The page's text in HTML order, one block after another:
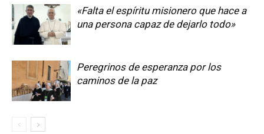
«Falta el espíritu misionero que hace a
una persona capaz de dejarlo todo»
Peregrinos de esperanza por los
caminos de la paz